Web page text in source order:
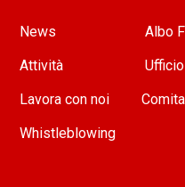
News
Albo
Attività
Lavora con noi
Whistleblowing